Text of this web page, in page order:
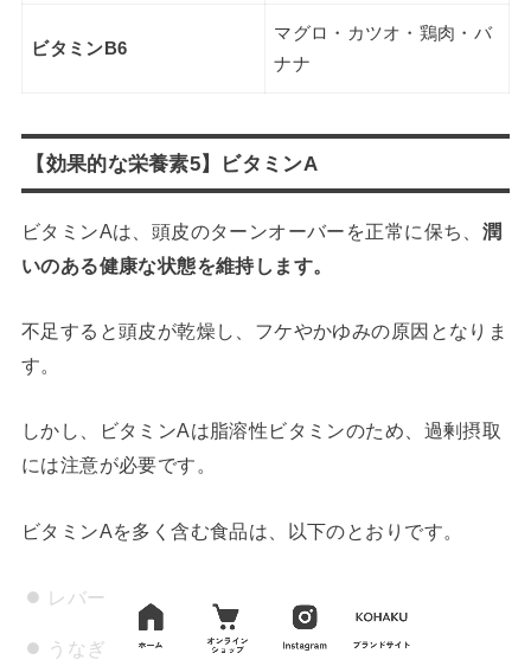
ビタミンB6
マグロ・カツオ・鶏肉・バ
ナナ
【効果的な栄養素5】ビタミンA
ビタミンAは、頭皮のターンオーバーを正常に保ち、 潤
いのある健康な状態を維持します。
不足すると頭皮が乾燥し、フケやかゆみの原因となりま
す。
しかし、ビタミンAは脂溶性ビタミンのため、過剰摂取
には注意が必要です。
ビタミンAを多く含む食品は、以下のとおりです。
レバー
うなぎ